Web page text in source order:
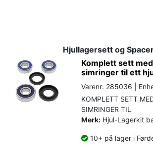
Hjullagersett og
Komplett sett
simringer til ett
Varenr: 285036 |
KOMPLETT SETT
SIMRINGER TIL
Merk: Hjul-Lagerkit
10+ på lager i